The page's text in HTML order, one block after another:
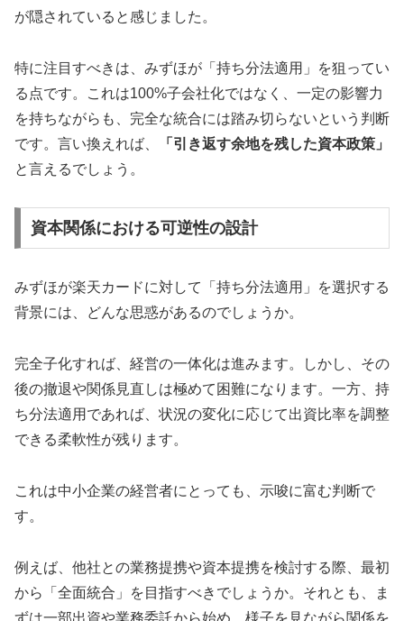
が隠されていると感じました。
特に注目すべきは、みずほが「持ち分法適用」を狙ってい
る点です。これは100%子会社化ではなく、一定の影響力
を持ちながらも、完全な統合には踏み切らないという判断
です。言い換えれば、
「引き返す余地を残した資本政策」
と言えるでしょう。
資本関係における可逆性の設計
みずほが楽天カードに対して「持ち分法適用」を選択する
背景には、どんな思惑があるのでしょうか。
完全子化すれば、経営の一体化は進みます。しかし、その
後の撤退や関係見直しは極めて困難になります。一方、持
ち分法適用であれば、状況の変化に応じて出資比率を調整
できる柔軟性が残ります。
これは中小企業の経営者にとっても、示唆に富む判断で
す。
例えば、他社との業務提携や資本提携を検討する際、最初
から「全面統合」を目指すべきでしょうか。それとも、ま
ずは一部出資や業務委託から始め、様子を見ながら関係を